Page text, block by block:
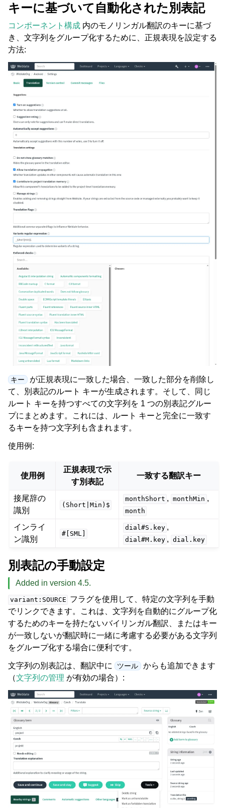
キーに基づいて自動化された別表記
コンポーネント構成 内のモノリンガル翻訳のキーに基づ
き、文字列をグループ化するために、正規表現を設定する
方法:
キー が正規表現に一致した場合、一致した部分を削除し
て、別表記のルート キーが生成されます。そして、同じ
ルート キーを持つすべての文字列を 1 つの別表記グルー
プにまとめます。これには、ルート キーと完全に一致す
るキーを持つ文字列も含まれます。
使用例:
使用例
正規表現で示
す別表記
一致する翻訳キー
接尾辞の
識別
(Short|Min)$
monthShort , monthMin ,
month
インライ
ン識別
#[SML]
dial#S.key ,
dial#M.key , dial.key
別表記の手動設定
Added in version 4.5.
variant:SOURCE フラグを使用して、特定の文字列を手動
でリンクできます。これは、文字列を自動的にグループ化
するためのキーを持たないバイリンガル翻訳、またはキー
が一致しないが翻訳時に一緒に考慮する必要がある文字列
をグループ化する場合に便利です。
文字列の別表記は、翻訳中に ツール からも追加できます
（文字列の管理 が有効の場合）: